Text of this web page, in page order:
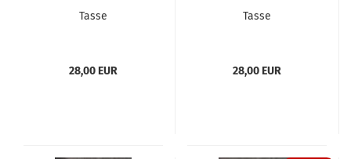
Tasse
28,00 EUR
Tasse
28,00 EUR